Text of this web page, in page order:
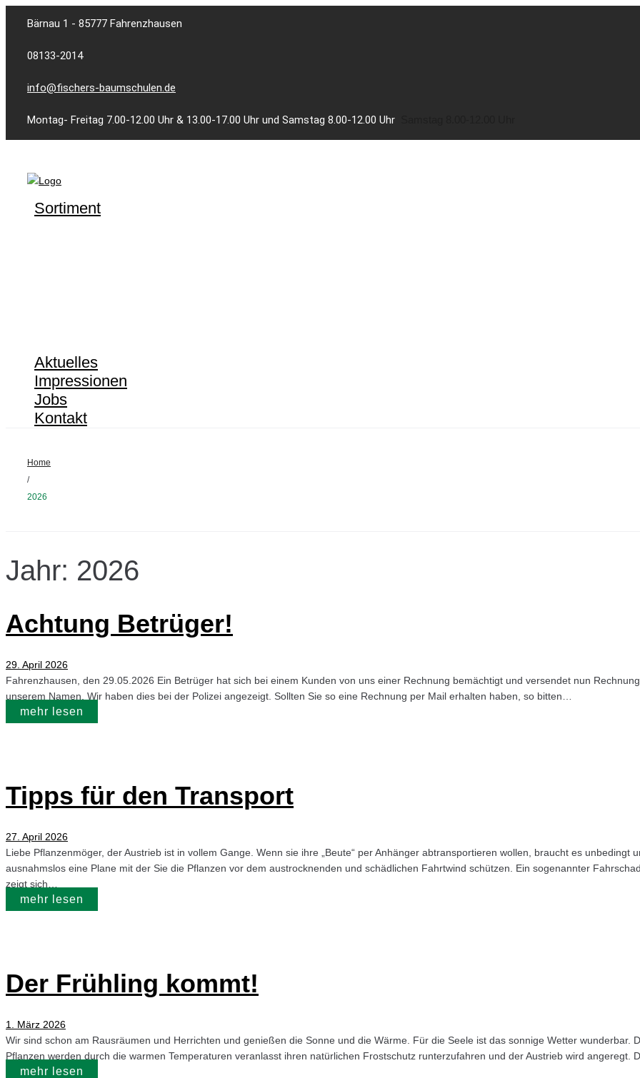
Bärnau 1 - 85777 Fahrenzhausen
08133-2014
info@fischers-baumschulen.de
Montag- Freitag 7.00-12.00 Uhr & 13.00-17.00 Uhr und Samstag 8.00-12.00 Uhr
Sortiment
Aktuelles
Impressionen
Jobs
Kontakt
Home
/
2026
Jahr: 2026
Achtung Betrüger!
29. April 2026
Fahrenzhausen, den 29.05.2026 Ein Betrüger hat sich bei einem Kunden von uns einer Rechnung bemächtigt und versendet nun
unserem Namen. Wir haben dies bei der Polizei angezeigt. Sollten Sie so eine Rechnung per Mail erhalten haben, so bitten…
mehr lesen
Tipps für den Transport
27. April 2026
Liebe Pflanzenmöger, der Austrieb ist in vollem Gange. Wenn sie ihre „Beute“ per Anhänger abtransportieren wollen, braucht es unbedingt
ausnahmslos eine Plane mit der Sie die Pflanzen vor dem austrocknenden und schädlichen Fahrtwind schützen. Ein sogenannter
zeigt sich…
mehr lesen
Der Frühling kommt!
1. März 2026
Wir sind schon am Rausräumen und Herrichten und genießen die Sonne und die Wärme. Für die Seele ist das sonnige Wetter wunderbar.
Pflanzen werden durch die warmen Temperaturen veranlasst ihren natürlichen Frostschutz runterzufahren und der Austrieb wird angeregt.
mehr lesen